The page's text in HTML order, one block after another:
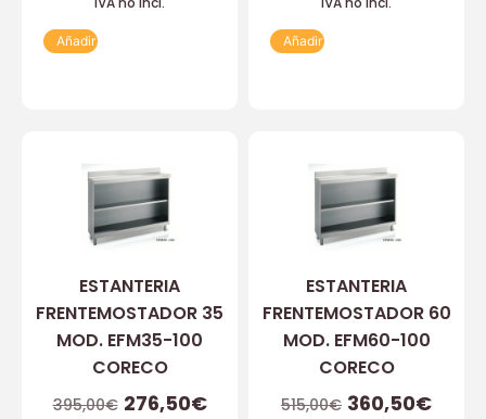
Añadir Añadir
ESTANTERIA
FRENTEMOSTADOR 35
MOD. EFM35-100
CORECO
395,00€ 276,50€
ESTANTERIA
FRENTEMOSTADOR 60
MOD. EFM60-100
CORECO
515,00€ 360,50€